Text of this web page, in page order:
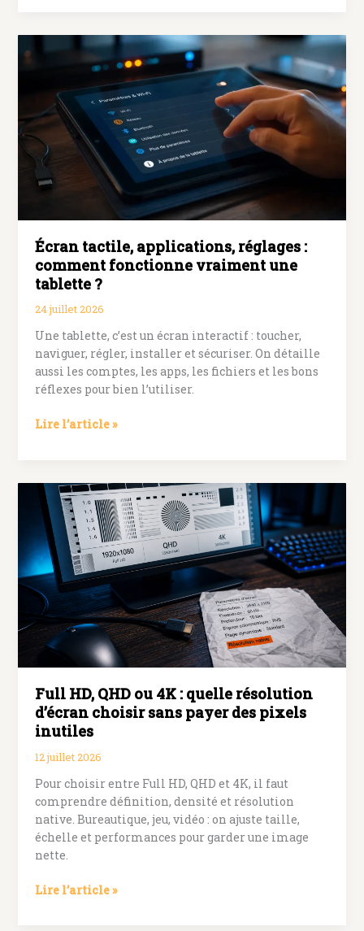
révolution
des
usages
et
la
Écran tactile, applications, réglages :
comment fonctionne vraiment une
tablette ?
24 juillet 2026
Une tablette, c’est un écran interactif : toucher,
naviguer, régler, installer et sécuriser. On détaille
aussi les comptes, les apps, les fichiers et les bons
réflexes pour bien l’utiliser.
Écran
comment
fonctionne
vraiment
une
tablette
Lire l’article »
Full HD, QHD ou 4K : quelle résolution
d’écran choisir sans payer des pixels
inutiles
12 juillet 2026
Pour choisir entre Full HD, QHD et 4K, il faut
comprendre définition, densité et résolution
native. Bureautique, jeu, vidéo : on ajuste taille,
échelle et performances pour garder une image
nette.
Full
Lire l’article »